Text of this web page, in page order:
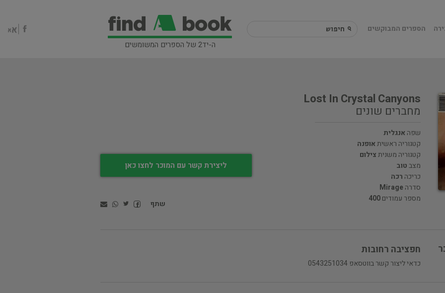
ה-יד2 של הספרים המשומשים
הספרים המבוקשים
Lost In Crystal Canyons
מחברים שונים
שפהאנגלית
קטגוריה ראשיתאופנה
קטגוריה משניתצילום
מצבטוב
כריכה רכה
סדרהMirage
מספר עמודים400
ליצירת קשר עם המוכר לחצו כאן
שתף
חפציבה רחובות
כדאי ליצור קשר בווטסאפ 0543251034